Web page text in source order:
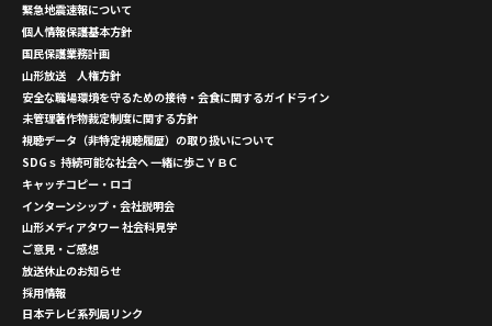
緊急地震速報について
個人情報保護基本方針
国民保護業務計画
山形放送 人権方針
安全な職場環境を守るための接待・会食に関するガイドライン
未管理著作物裁定制度に関する方針
視聴データ（非特定視聴履歴）の取り扱いについて
SDGｓ 持続可能な社会へ 一緒に歩こＹＢＣ
キャッチコピー・ロゴ
インターンシップ・会社説明会
山形メディアタワー 社会科見学
ご意見・ご感想
放送休止のお知らせ
採用情報
日本テレビ系列局リンク